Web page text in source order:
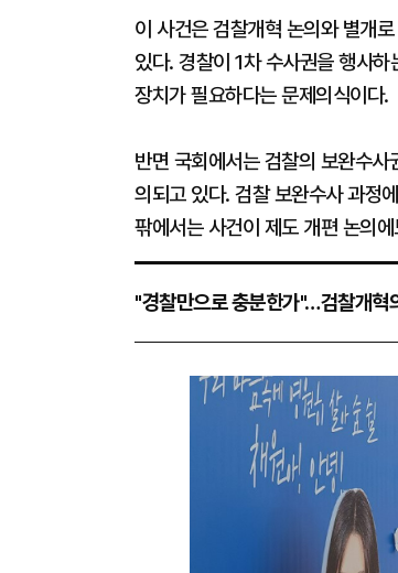
이 사건은 검찰개혁 논의와 별개
있다. 경찰이 1차 수사권을 행사
장치가 필요하다는 문제의식이다.
반면 국회에서는 검찰의 보완수
의되고 있다. 검찰 보완수사 과정
팎에서는 사건이 제도 개편 논의
"경찰만으로 충분한가"…검찰개혁